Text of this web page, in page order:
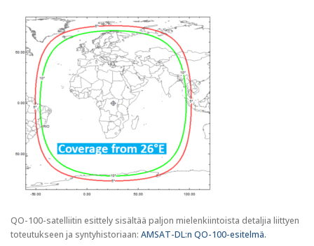
QO-100-satelliitin esittely sisältää paljon mielenkiintoista detaljia liittyen
toteutukseen ja syntyhistoriaan: AMSAT-DL:n QO-100-esitelmä.